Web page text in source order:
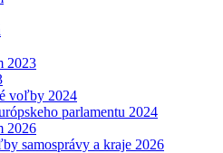
2023
voľby 2024
parlamentu 2024
2026
samosprávy a kraje 2026